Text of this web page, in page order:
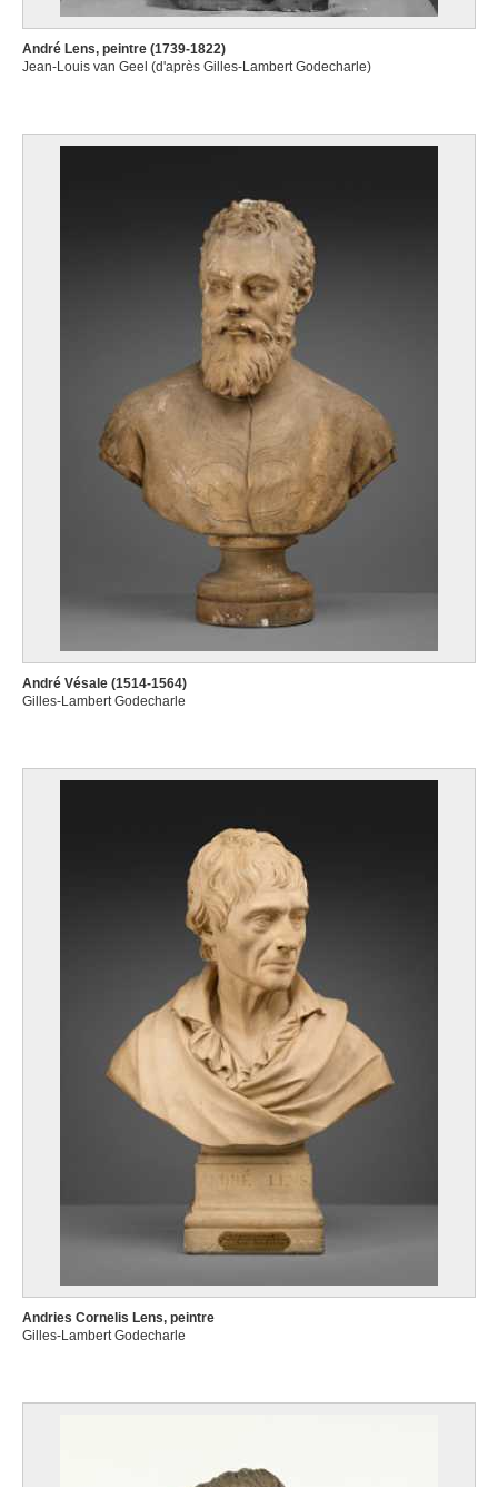
André Lens, peintre (1739-1822)
Jean-Louis van Geel (d'après Gilles-Lambert Godecharle)
André Vésale (1514-1564)
Gilles-Lambert Godecharle
Andries Cornelis Lens, peintre
Gilles-Lambert Godecharle